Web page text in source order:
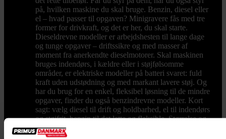
på, hvilken maskine du skal bruge. Benzin, diesel eller
el – hvad passer til opgaven? Minigravere fås med tre
former for drivkraft, og det er her, du skal starte.
Dieseldrevne modeller er arbejdshesten til lange dage
og tunge opgaver – driftssikre og med masser af
moment fra anerkendte dieselmotorer. Skal maskinen
bruges indendørs, i kældre eller i støjfølsomme
områder, er elektriske modeller på batteri svaret: fuld
kraft uden udstødning og med markant lavere støj. Og
har du brug for en enkel, fleksibel løsning til de mindre
opgaver, finder du også benzindrevne modeller. Kort
sagt: vælg diesel til drift og holdbarhed, el til indendørs
og støjfrit, benzin til det lette og fleksible. Størrelse og
vægt – fra kompakt til kraftig Minigravere spænder fra
små maskiner omkring 500 kg til modeller på op mod